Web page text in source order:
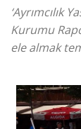
‘Ayrımcılık
Kurumu
ele almak